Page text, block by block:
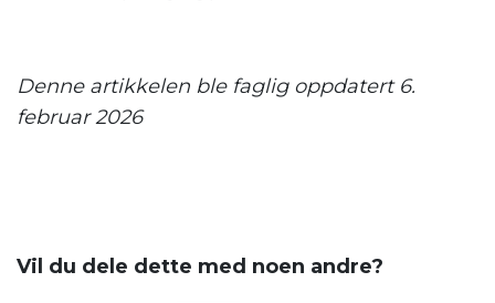
Denne artikkelen ble faglig oppdatert 6.
februar 2026
Vil du dele dette med noen andre?